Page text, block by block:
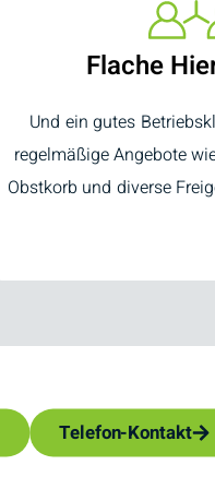
Flache
Und ein gutes
regelmäßige Angebote
Obstkorb und diverse
Telefon-Kontakt